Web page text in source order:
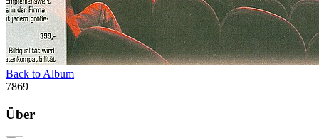
Back to Album
7869
Über